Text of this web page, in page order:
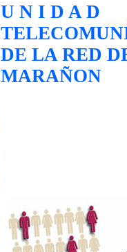
U N I D A D
DE LA RED
MARAÑON